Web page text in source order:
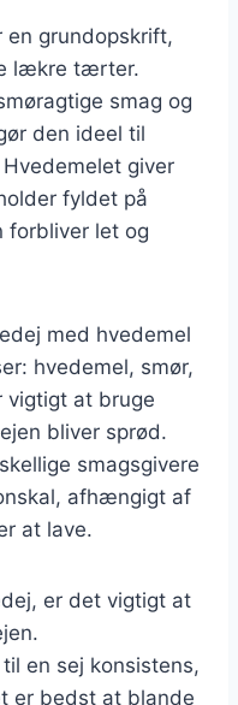
grundopskrift,
lækre tærter.
smag og
den ideel til
giver
fyldet på
forbliver let og
med hvedemel
hvedemel, smør,
vigtigt at bruge
bliver sprød.
smagsgivere
afhængigt af
at lave.
er det vigtigt at
en sej konsistens,
er bedst at blande